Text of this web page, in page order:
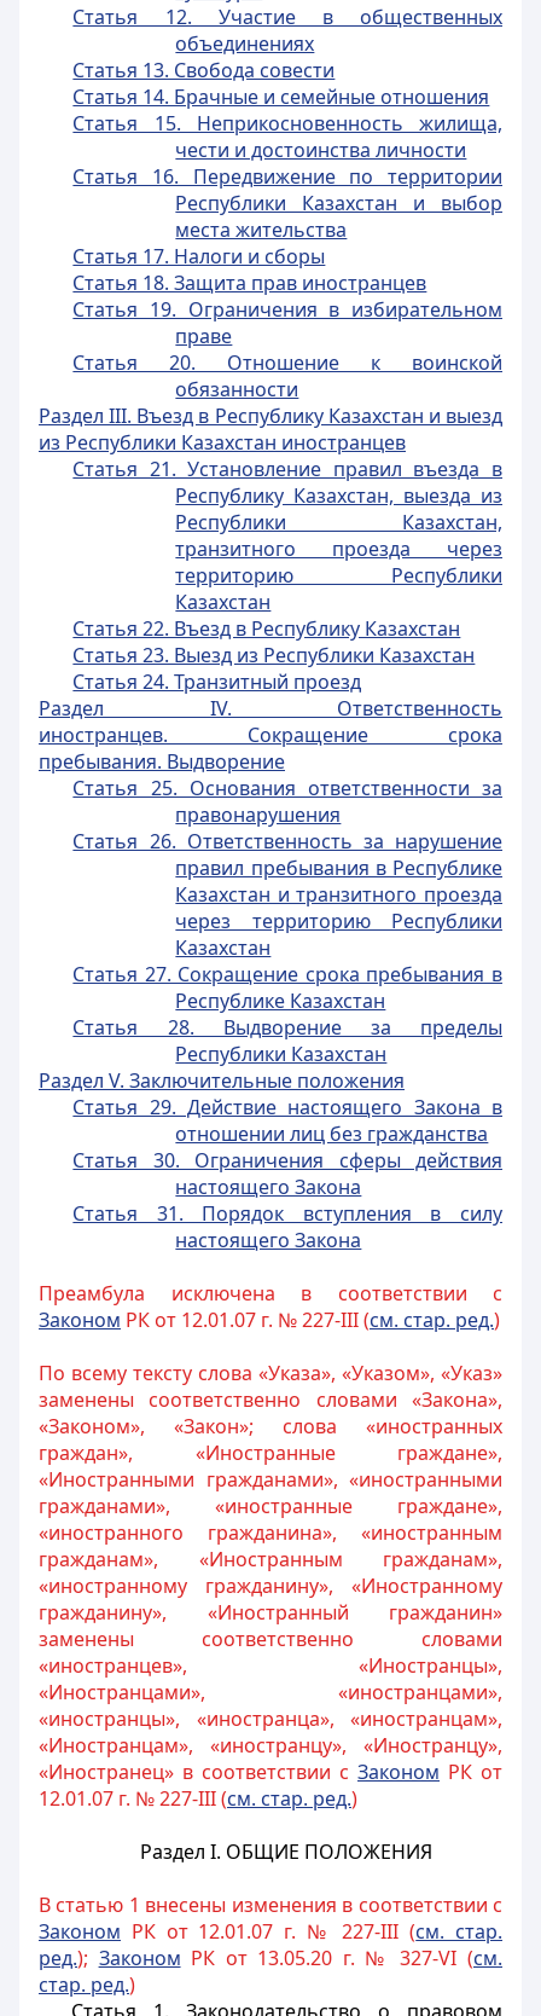
Статья 12. Участие в общественных
объединениях
Статья 13. Свобода совести
Статья 14. Брачные и семейные отношения
Статья 15. Неприкосновенность жилища,
чести и достоинства личности
Статья 16. Передвижение по территории
Республики Казахстан и выбор
места жительства
Статья 17. Налоги и сборы
Статья 18. Защита прав иностранцев
Статья 19. Ограничения в избирательном
праве
Статья 20. Отношение к воинской
обязанности
Раздел III. Въезд в Республику Казахстан и выезд
из Республики Казахстан иностранцев
Статья 21. Установление правил въезда в
Республику Казахстан, выезда из
Республики Казахстан,
транзитного проезда через
территорию Республики
Казахстан
Статья 22. Въезд в Республику Казахстан
Статья 23. Выезд из Республики Казахстан
Статья 24. Транзитный проезд
Раздел IV. Ответственность
иностранцев. Сокращение срока
пребывания. Выдворение
Статья 25. Основания ответственности за
правонарушения
Статья 26. Ответственность за нарушение
правил пребывания в Республике
Казахстан и транзитного проезда
через территорию Республики
Казахстан
Статья 27. Сокращение срока пребывания в
Республике Казахстан
Статья 28. Выдворение за пределы
Республики Казахстан
Раздел V. Заключительные положения
Статья 29. Действие настоящего Закона в
отношении лиц без гражданства
Статья 30. Ограничения сферы действия
настоящего Закона
Статья 31. Порядок вступления в силу
настоящего Закона
Преамбула исключена в соответствии с
Законом РК от 12.01.07 г. № 227-III (см. стар. ред.)
По всему тексту слова «Указа», «Указом», «Указ»
заменены соответственно словами «Закона»,
«Законом», «Закон»; слова «иностранных
граждан», «Иностранные граждане»,
«Иностранными гражданами», «иностранными
гражданами», «иностранные граждане»,
«иностранного гражданина», «иностранным
гражданам», «Иностранным гражданам»,
«иностранному гражданину», «Иностранному
гражданину», «Иностранный гражданин»
заменены соответственно словами
«иностранцев», «Иностранцы»,
«Иностранцами», «иностранцами»,
«иностранцы», «иностранца», «иностранцам»,
«Иностранцам», «иностранцу», «Иностранцу»,
«Иностранец» в соответствии с Законом РК от
12.01.07 г. № 227-III (см. стар. ред.)
Раздел I. ОБЩИЕ ПОЛОЖЕНИЯ
В статью 1 внесены изменения в соответствии с
Законом РК от 12.01.07 г. № 227-III (см. стар.
ред.); Законом РК от 13.05.20 г. № 327-VI (см.
стар. ред.)